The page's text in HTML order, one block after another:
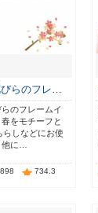
らのフレ…
のフレームイ
をモチーフと
らしなどにお使
に…
734.3